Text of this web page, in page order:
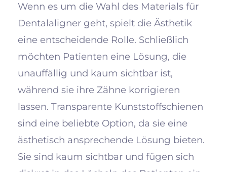
Wenn es um die Wahl des Materials für
Dentalaligner geht, spielt die Ästhetik
eine entscheidende Rolle. Schließlich
möchten Patienten eine Lösung, die
unauffällig und kaum sichtbar ist,
während sie ihre Zähne korrigieren
lassen. Transparente Kunststoffschienen
sind eine beliebte Option, da sie eine
ästhetisch ansprechende Lösung bieten.
Sie sind kaum sichtbar und fügen sich